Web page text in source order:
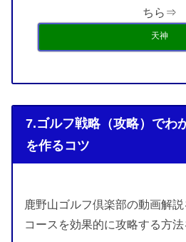
ちら⇒
天神
7.ゴルフ戦略（攻略）でわ
を作るコツ
鹿野山ゴルフ倶楽部の動画解
コースを効果的に攻略する方法